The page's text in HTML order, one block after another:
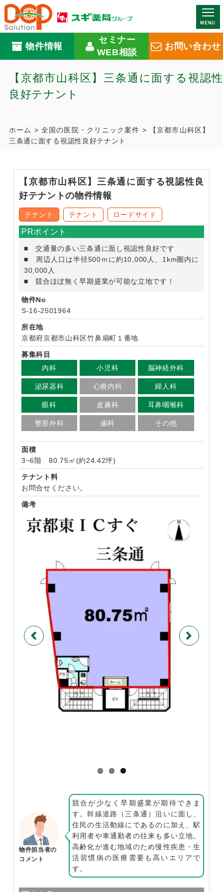
MENU
物件情報
セミナー
WEB相談
お問い合わせ
【京都市山科区】三条通に面する視認性
良好テナント
ホーム > 全国の医院・クリニック案件 >
【京都市山科区】
三条通に面する視認性良好テナント
【京都市山科区】三条通に面する視認性良
好テナントの物件情報
テナント テナント ロードサイド
PRポイント
■ 交通量の多い三条通に面し視認性良好です
■ 周辺人口は半径500ｍに約10,000人、1km圏内に
30,000人
■ 競合ほぼ無く早期盛業が可能な立地です！
物件No
S-16-2501964
所在地
京都府京都市山科区竹鼻扇町１番地
募集科目
内科
小児科 脳神経外科
泌尿器科 心療内科 婦人科
眼科 皮膚科 耳鼻咽喉科
整形外科 歯科 その他
面積
3~6階 80.75㎡(約24.42坪)
テナント料
お問合せください。
備考
Previous
物件担当者の
コメント
競合が少なく早期盛業が期待できま
す。幹線道路（三条通）沿いに面し、
住民の生活動線にであるのに加え、駅
利用者や車通勤者の往来も多い立地。
高齢化が進む地域のため慢性疾患・生
活習慣病の医療需要も高いエリアで
す。